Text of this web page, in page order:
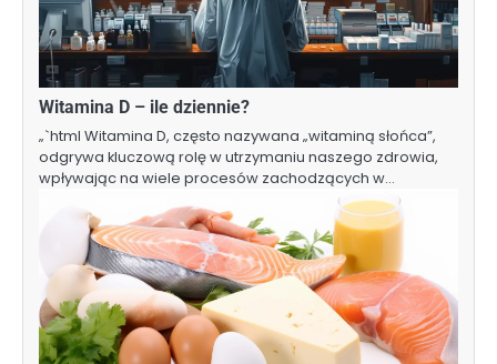
Witamina D – ile dziennie?
„`html Witamina D, często nazywana „witaminą słońca”,
odgrywa kluczową rolę w utrzymaniu naszego zdrowia,
wpływając na wiele procesów zachodzących w…